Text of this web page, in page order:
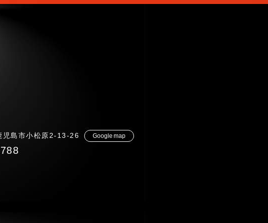
島市小松原2-13-26
Google map